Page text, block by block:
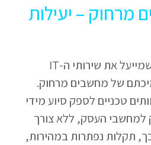
מרחוק – יעילות
אחד הכלים המרכזיים שמייעל את שירותי ה-IT
של מחשבים מרחוק.
טכניים לספק סיוע מידי
למחשבי העסק, ללא צורך
תקלות נפתרות במהירות,